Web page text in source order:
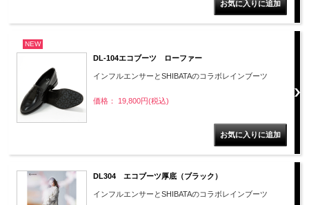
NEW
DL-104エコブーツ ローファー
インフルエンサーとSHIBATAのコラボレインブーツ
価格： 19,800円(税込)
DL304 エコブーツ厚底（ブラック）
インフルエンサーとSHIBATAのコラボレインブーツ